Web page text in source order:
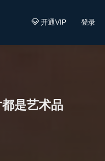
开通VIP 登录
是艺术品